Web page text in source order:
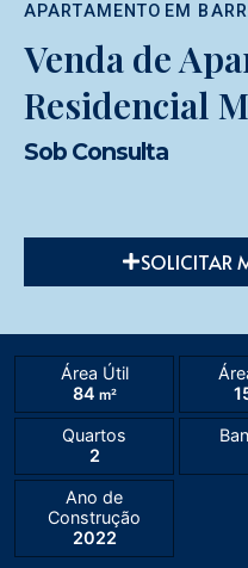
APARTAMENTO EM
Venda de
Residencial
Sob Consulta
SOLICITAR
Área Útil
84 m²
Quartos
2
Ano de
Construção
2022